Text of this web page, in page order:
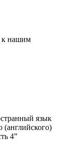
язык
(английского)
4”